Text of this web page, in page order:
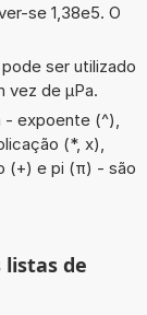
se 1,38e5. O
ser utilizado
vez de µPa.
expoente (^),
(*, x),
(+) e pi (π) - são
de